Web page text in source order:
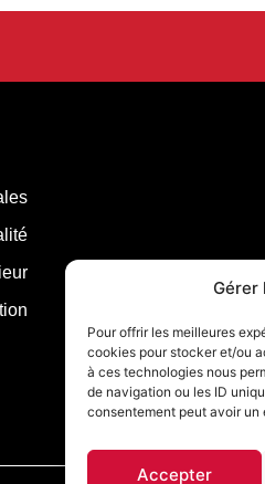
Gérer
Pour offrir les meilleures
cookies pour stocker et/ou
à ces technologies nous
de navigation ou les ID
consentement peut avoir
Accepter